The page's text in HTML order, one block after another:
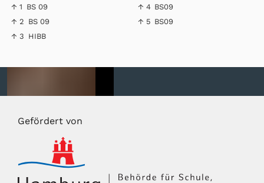
↑ 1 BS 09
↑ 2 BS 09
↑ 3 HIBB
↑ 4 BS09
↑ 5 BS09
Gefördert von